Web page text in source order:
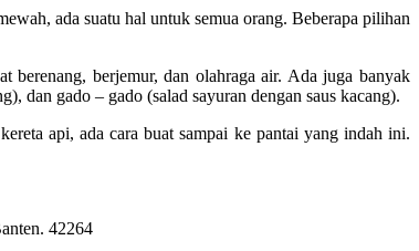
ada suatu hal untuk semua orang. Beberapa pilihan
berenang, berjemur, dan olahraga air. Ada juga banyak
dan gado – gado (salad sayuran dengan saus kacang).
api, ada cara buat sampai ke pantai yang indah ini.
42264